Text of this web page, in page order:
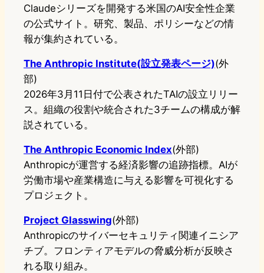
Claudeシリーズを開発する米国のAI安全性企業
の公式サイト。研究、製品、ポリシーなどの情
報が集約されている。
The Anthropic Institute(設立発表ページ)(外
部)
2026年3月11日付で公表されたTAIの設立リリー
ス。組織の役割や統合された3チームの構成が解
説されている。
The Anthropic Economic Index(外部)
Anthropicが運営する経済影響の追跡指標。AIが
労働市場や産業構造に与える影響を可視化する
プロジェクト。
Project Glasswing(外部)
Anthropicのサイバーセキュリティ関連イニシア
チブ。フロンティアモデルの脅威分析が反映さ
れる取り組み。